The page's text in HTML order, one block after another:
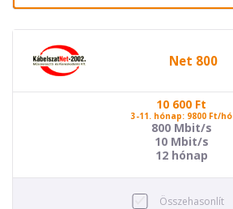
Net 800
10 600 Ft
3-11. hónap: 9800 Ft/hó
800 Mbit/s
10 Mbit/s
12 hónap
Összehasonlít